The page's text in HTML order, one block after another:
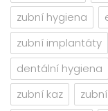
zubní hygiena
zubní implantáty
dentální hygiena
zubní kaz